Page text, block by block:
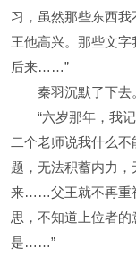
习，虽然那些东西
王他高兴。那些文
后来……”
秦羽沉默了下去
“六岁那年，我记
二个老师说我什么
题，无法积蓄内力
来……父王就不再重
思，不知道上位者
是……”